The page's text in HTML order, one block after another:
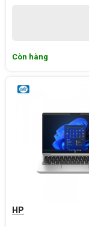
Còn hàng
HP